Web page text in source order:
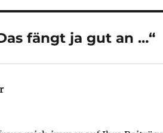
fängt ja gut an …“